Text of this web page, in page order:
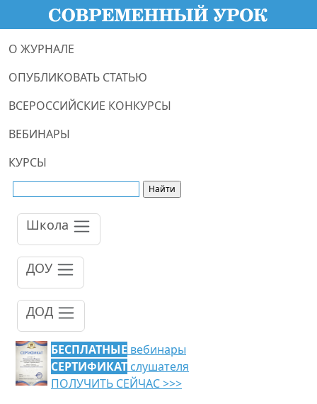
О ЖУРНАЛЕ
ОПУБЛИКОВАТЬ СТАТЬЮ
ВСЕРОССИЙСКИЕ КОНКУРСЫ
ВЕБИНАРЫ
КУРСЫ
Школа
ДОУ
ДОД
БЕСПЛАТНЫЕ вебинары
СЕРТИФИКАТ слушателя
ПОЛУЧИТЬ СЕЙЧАС >>>